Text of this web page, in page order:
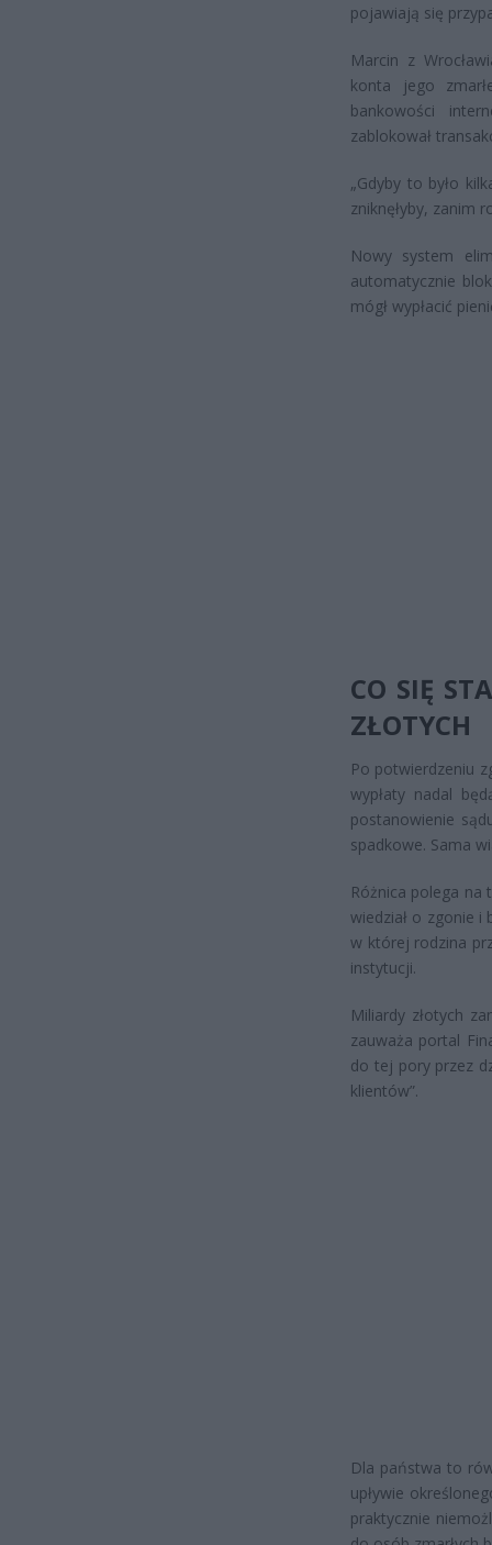
pojawiają się
Marcin z
konta jego
bankowości
zablokował
„Gdyby to było
zniknęłyby, zanim
Nowy system
automatycznie
mógł wypłacić
CO SIĘ
ZŁOTYCH
Po potwierdzeniu
wypłaty nadal
postanowienie
spadkowe. Sama
Różnica polega na
wiedział o zgonie i
w której rodzina
instytucji.
Miliardy złotych
zauważa portal
do tej pory przez
klientów”.
Dla państwa to
upływie
praktycznie